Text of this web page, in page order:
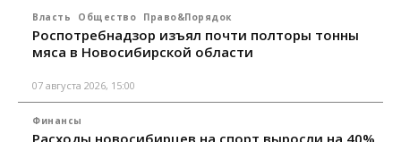
Власть Общество Право&Порядок
Роспотребнадзор изъял почти полторы тонны
мяса в Новосибирской области
07 августа 2026, 15:00
Финансы
Расходы новосибирцев на спорт выросли на 40%